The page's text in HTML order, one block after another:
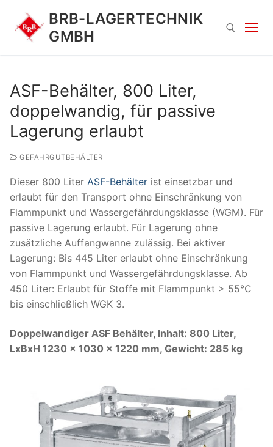
Inhalt
springen
BRB-LAGERTECHNIK
GMBH
Suchen
nach:
ASF-Behälter, 800 Liter,
doppelwandig, für passive
Lagerung erlaubt
GEFAHRGUTBEHÄLTER
Dieser 800 Liter ASF-Behälter ist einsetzbar und
erlaubt für den Transport ohne Einschränkung von
Flammpunkt und Wassergefährdungsklasse (WGM). Für
passive Lagerung erlaubt. Für Lagerung ohne
zusätzliche Auffangwanne zulässig. Bei aktiver
Lagerung: Bis 445 Liter erlaubt ohne Einschränkung
von Flammpunkt und Wassergefährdungsklasse. Ab
450 Liter: Erlaubt für Stoffe mit Flammpunkt > 55°C
bis einschließlich WGK 3.
Doppelwandiger ASF Behälter, Inhalt: 800 Liter,
LxBxH 1230 x 1030 x 1220 mm, Gewicht: 285 kg